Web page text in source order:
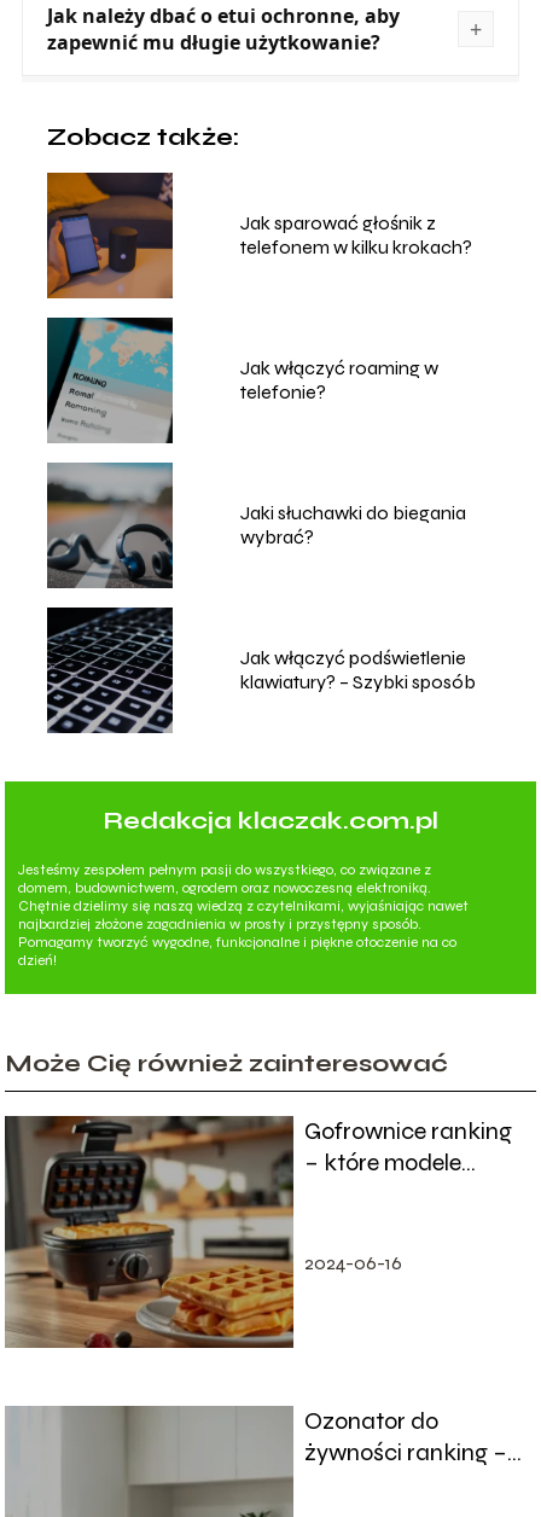
Jak należy dbać o etui ochronne, aby
zapewnić mu długie użytkowanie?
Zobacz także:
Jak sparować głośnik z
telefonem w kilku krokach?
Jak włączyć roaming w
telefonie?
Jaki słuchawki do biegania
wybrać?
Jak włączyć podświetlenie
klawiatury? – Szybki sposób
Redakcja klaczak.com.pl
Jesteśmy zespołem pełnym pasji do wszystkiego, co związane z
domem, budownictwem, ogrodem oraz nowoczesną elektroniką.
Chętnie dzielimy się naszą wiedzą z czytelnikami, wyjaśniając nawet
najbardziej złożone zagadnienia w prosty i przystępny sposób.
Pomagamy tworzyć wygodne, funkcjonalne i piękne otoczenie na co
dzień!
Może Cię również zainteresować
Gofrownice ranking
– które modele
2024-06-16
Ozonator do
żywności ranking –